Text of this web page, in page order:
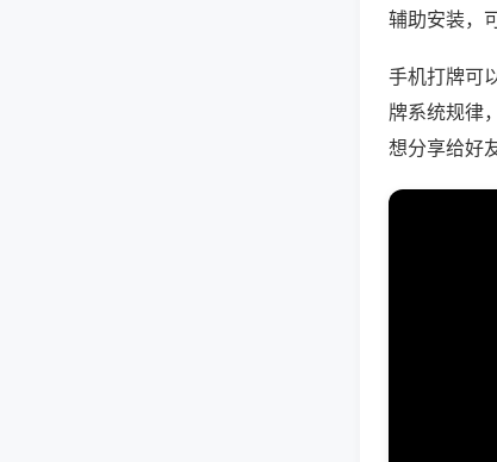
辅助安装，
手机打牌可
牌系统规律
想分享给好